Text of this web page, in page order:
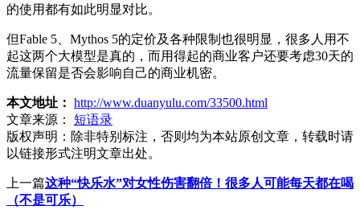
的使用都有如此明显对比。
但Fable 5、Mythos 5的定价及各种限制也很明显，很多人用不
起这两个大模型是真的，而用得起的商业客户还要考虑30天的
流量保留是否会影响自己的商业机密。
本文地址： http://www.duanyulu.com/33500.html
文章来源：
短语录
版权声明： 除非特别标注，否则均为本站原创文章，转载时请
以链接形式注明文章出处。
上一篇这种“快乐水”对女性伤害翻倍！很多人可能每天都在喝
（不是可乐）